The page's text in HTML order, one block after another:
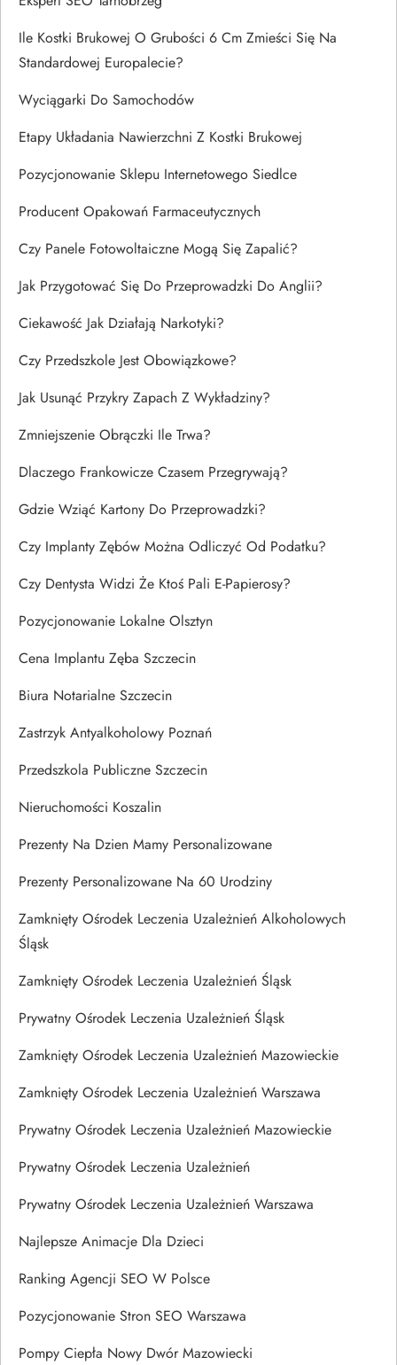
Ile Kostki Brukowej O Grubości 6 Cm Zmieści Się Na
Standardowej Europalecie?
Wyciągarki Do Samochodów
Etapy Układania Nawierzchni Z Kostki Brukowej
Pozycjonowanie Sklepu Internetowego Siedlce
Producent Opakowań Farmaceutycznych
Czy Panele Fotowoltaiczne Mogą Się Zapalić?
Jak Przygotować Się Do Przeprowadzki Do Anglii?
Ciekawość Jak Działają Narkotyki?
Czy Przedszkole Jest Obowiązkowe?
Jak Usunąć Przykry Zapach Z Wykładziny?
Zmniejszenie Obrączki Ile Trwa?
Dlaczego Frankowicze Czasem Przegrywają?
Gdzie Wziąć Kartony Do Przeprowadzki?
Czy Implanty Zębów Można Odliczyć Od Podatku?
Czy Dentysta Widzi Że Ktoś Pali E-Papierosy?
Pozycjonowanie Lokalne Olsztyn
Cena Implantu Zęba Szczecin
Biura Notarialne Szczecin
Zastrzyk Antyalkoholowy Poznań
Przedszkola Publiczne Szczecin
Nieruchomości Koszalin
Prezenty Na Dzien Mamy Personalizowane
Prezenty Personalizowane Na 60 Urodziny
Zamknięty Ośrodek Leczenia Uzależnień Alkoholowych
Śląsk
Zamknięty Ośrodek Leczenia Uzależnień Śląsk
Prywatny Ośrodek Leczenia Uzależnień Śląsk
Zamknięty Ośrodek Leczenia Uzależnień Mazowieckie
Zamknięty Ośrodek Leczenia Uzależnień Warszawa
Prywatny Ośrodek Leczenia Uzależnień Mazowieckie
Prywatny Ośrodek Leczenia Uzależnień
Prywatny Ośrodek Leczenia Uzależnień Warszawa
Najlepsze Animacje Dla Dzieci
Ranking Agencji SEO W Polsce
Pozycjonowanie Stron SEO Warszawa
Pompy Ciepła Nowy Dwór Mazowiecki